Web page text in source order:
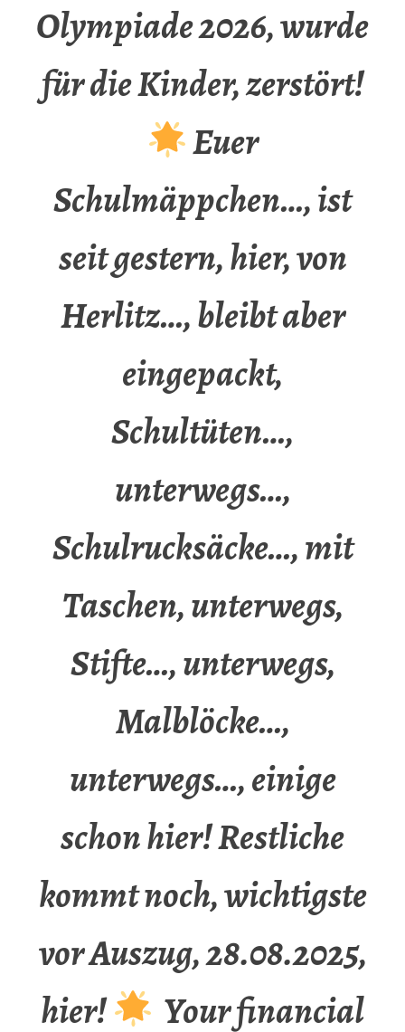
Olympiade 2026, wurde
für die Kinder, zerstört!
Euer
Schulmäppchen…, ist
seit gestern, hier, von
Herlitz…, bleibt aber
eingepackt,
Schultüten…,
unterwegs…,
Schulrucksäcke…, mit
Taschen, unterwegs,
Stifte…, unterwegs,
Malblöcke…,
unterwegs…, einige
schon hier! Restliche
kommt noch, wichtigste
vor Auszug, 28.08.2025,
hier!
Your financial